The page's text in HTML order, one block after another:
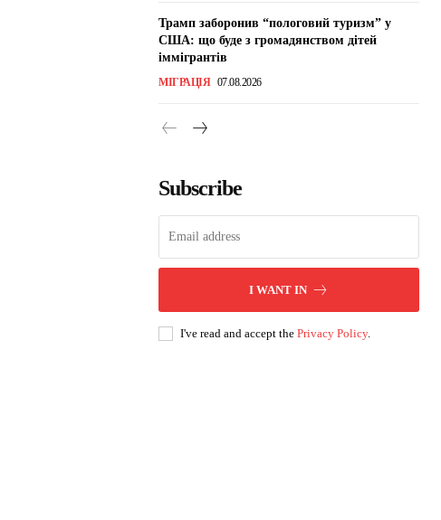
Трамп заборонив “пологовий туризм” у
США: що буде з громадянством дітей
іммігрантів
МІГРАЦІЯ 07.08.2026
Subscribe
I WANT IN
I've read and accept the Privacy Policy.